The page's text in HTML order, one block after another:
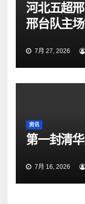
河北五超
邢台队主
7月 27, 2026
资讯
第一封清
7月 16, 2026